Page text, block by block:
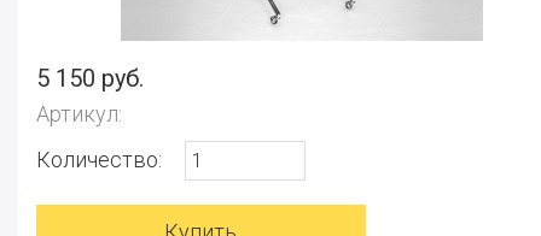
5 150 руб.
Артикул:
Количество: